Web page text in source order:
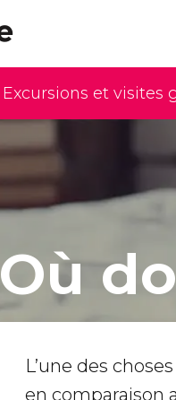
Excursions et visites
Où
L’une des
en comparaison